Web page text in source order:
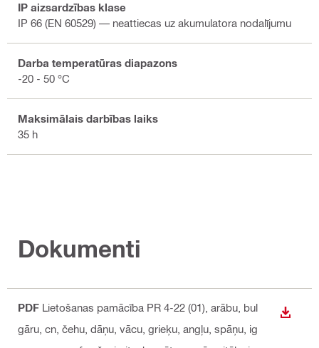
IP aizsardzības klase
IP 66 (EN 60529) — neattiecas uz akumulatora nodalījumu
Darba temperatūras diapazons
-20 - 50 °C
Maksimālais darbības laiks
35 h
Dokumenti
PDF Lietošanas pamācība PR 4-22 (01) , arābu, bul
gāru, cn, čehu, dāņu, vācu, grieķu, angļu, spāņu, ig